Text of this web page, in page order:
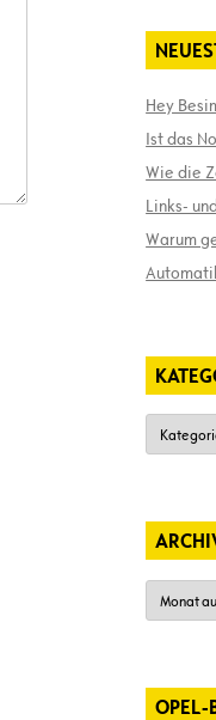
Hey
Ist das
Wie die
Links-
Warum
Archiv
OPEL-